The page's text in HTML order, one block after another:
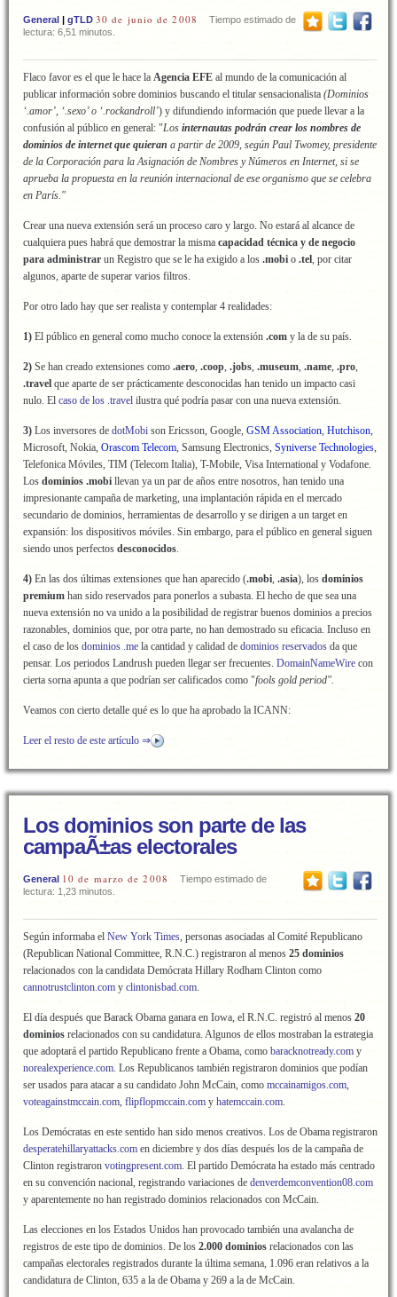
General | gTLD 30 de junio de 2008
Tiempo estimado de
lectura: 6,51 minutos.
Flaco favor es el que le hace la Agencia EFE al mundo de la comunicación al
publicar información sobre dominios buscando el titular sensacionalista (Dominios
‘.amor’, ‘.sexo’ o ‘.rockandroll’) y difundiendo información que puede llevar a la
confusión al público en general: "Los internautas podrán crear los nombres de
dominios de internet que quieran a partir de 2009, según Paul Twomey, presidente
de la Corporación para la Asignación de Nombres y Números en Internet, si se
aprueba la propuesta en la reunión internacional de ese organismo que se celebra
en París."
Crear una nueva extensión será un proceso caro y largo. No estará al alcance de
cualquiera pues habrá que demostrar la misma capacidad técnica y de negocio
para administrar un Registro que se le ha exigido a los .mobi o .tel, por citar
algunos, aparte de superar varios filtros.
Por otro lado hay que ser realista y contemplar 4 realidades:
1) El público en general como mucho conoce la extensión .com y la de su país.
2) Se han creado extensiones como .aero, .coop, .jobs, .museum, .name, .pro,
.travel que aparte de ser prácticamente desconocidas han tenido un impacto casi
nulo. El caso de los .travel ilustra qué podría pasar con una nueva extensión.
3) Los inversores de dotMobi son Ericsson, Google, GSM Association, Hutchison,
Microsoft, Nokia, Orascom Telecom, Samsung Electronics, Syniverse Technologies,
Telefonica Móviles, TIM (Telecom Italia), T-Mobile, Visa International y Vodafone.
Los dominios .mobi llevan ya un par de años entre nosotros, han tenido una
impresionante campaña de marketing, una implantación rápida en el mercado
secundario de dominios, herramientas de desarrollo y se dirigen a un target en
expansión: los dispositivos móviles. Sin embargo, para el público en general siguen
siendo unos perfectos desconocidos.
4) En las dos últimas extensiones que han aparecido (.mobi, .asia), los dominios
premium han sido reservados para ponerlos a subasta. El hecho de que sea una
nueva extensión no va unido a la posibilidad de registrar buenos dominios a precios
razonables, dominios que, por otra parte, no han demostrado su eficacia. Incluso en
el caso de los dominios .me la cantidad y calidad de dominios reservados da que
pensar. Los periodos Landrush pueden llegar ser frecuentes. DomainNameWire con
cierta sorna apunta a que podrían ser calificados como "fools gold period".
Veamos con cierto detalle qué es lo que ha aprobado la ICANN:
Leer el resto de este artículo ⇒
Los dominios son parte de las
campaÃ±as electorales
General 10 de marzo de 2008
Tiempo estimado de
lectura: 1,23 minutos.
Según informaba el New York Times, personas asociadas al Comité Republicano
(Republican National Committee, R.N.C.) registraron al menos 25 dominios
relacionados con la candidata Demócrata Hillary Rodham Clinton como
cannotrustclinton.com y clintonisbad.com.
El día después que Barack Obama ganara en Iowa, el R.N.C. registró al menos 20
dominios relacionados con su candidatura. Algunos de ellos mostraban la estrategia
que adoptará el partido Republicano frente a Obama, como baracknotready.com y
norealexperience.com. Los Republicanos también registraron dominios que podían
ser usados para atacar a su candidato John McCain, como mccainamigos.com,
voteagainstmccain.com, flipflopmccain.com y hatemccain.com.
Los Demócratas en este sentido han sido menos creativos. Los de Obama registraron
desperatehillaryattacks.com en diciembre y dos días después los de la campaña de
Clinton registraron votingpresent.com. El partido Demócrata ha estado más centrado
en su convención nacional, registrando variaciones de denverdemconvention08.com
y aparentemente no han registrado dominios relacionados con McCain.
Las elecciones en los Estados Unidos han provocado también una avalancha de
registros de este tipo de dominios. De los 2.000 dominios relacionados con las
campañas electorales registrados durante la última semana, 1.096 eran relativos a la
candidatura de Clinton, 635 a la de Obama y 269 a la de McCain.